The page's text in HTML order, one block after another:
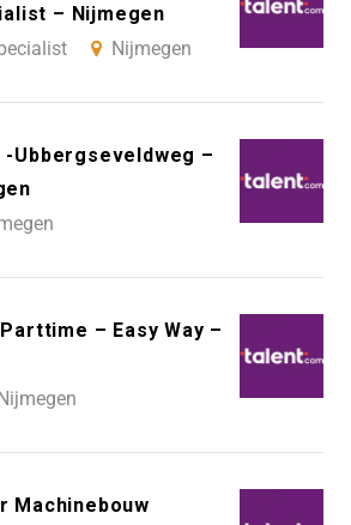
– Nijmegen
Nijmegen
Ubbergseveldweg –
– Easy Way –
Machinebouw